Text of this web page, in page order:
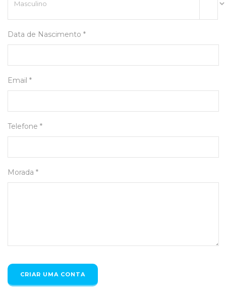
Data de Nascimento *
Email *
Telefone *
Morada *